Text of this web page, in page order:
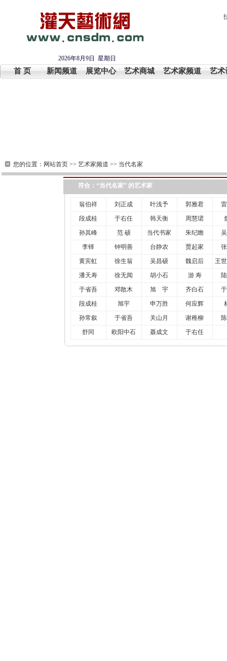
2026年8月9日 星期日
首 页 新闻频道 展览中心 艺术商城 艺术家频道 艺术
您的位置： 网站首页 >> 艺术家频道 >> 当代名家
符合：“当代名家” 的艺术家
翁伯祥 刘正成 叶浅予 郭雅君
段成桂
于右任 韩天衡 周慧珺
孙其峰
范 硕 当代书家 朱纪瞻
李铎
钟明善 台静农 贾起家
黄宾虹
徐生翁 吴昌硕 魏启后
王
潘天寿
徐无闻 胡小石 游 寿
于省吾
邓散木 旭 宇 齐白石
段成桂
旭宇 申万胜 何应辉
孙常叙
于省吾 关山月 谢稚柳
舒同
欧阳中石 聂成文 于右任